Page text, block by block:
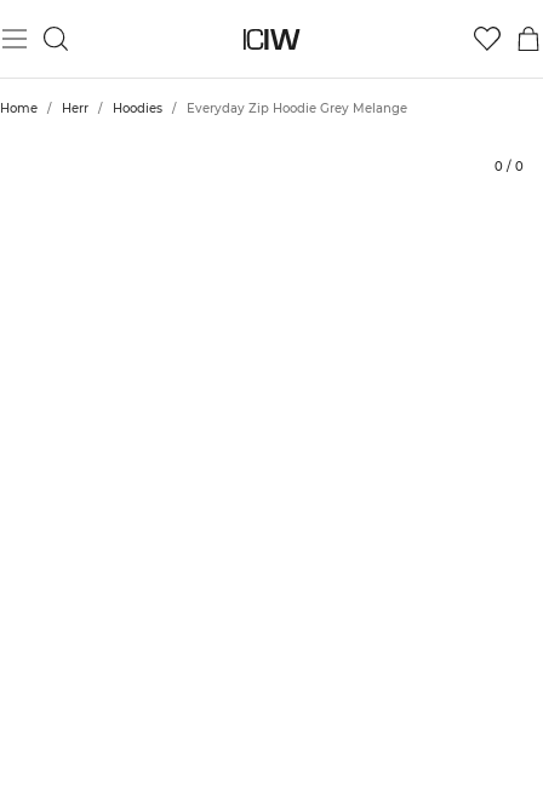
Home / Herr / Hoodies / Everyday Zip Hoodie Grey Melange
0 / 0